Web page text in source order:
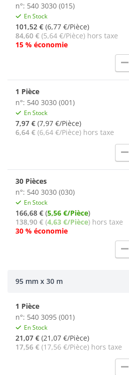
n°: 540 3030 (015)
En Stock
101,52 € (6,77 €/Pièce)
84,60 € (5,64 €/Pièce) hors taxe
15 % économie
remove
1 Pièce
n°: 540 3030 (001)
En Stock
7,97 € (7,97 €/Pièce)
6,64 € (6,64 €/Pièce) hors taxe
remove
30 Pièces
n°: 540 3030 (030)
En Stock
166,68 € (5,56 €/Pièce)
138,90 € (4,63 €/Pièce) hors taxe
30 % économie
remove
95 mm x 30 m
1 Pièce
n°: 540 3095 (001)
En Stock
21,07 € (21,07 €/Pièce)
17,56 € (17,56 €/Pièce) hors taxe
remove